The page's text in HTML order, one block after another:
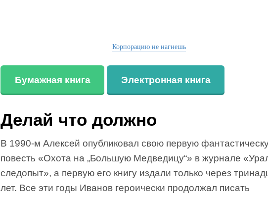
Корпорацию не нагнешь
Бумажная книга Электронная книга
Делай что должно
В 1990-м Алексей опубликовал свою первую
повесть «Охота на „Большую Медведицу“» в журнале
следопыт», а первую его книгу издали только через
лет. Все эти годы Иванов героически продолжал писать